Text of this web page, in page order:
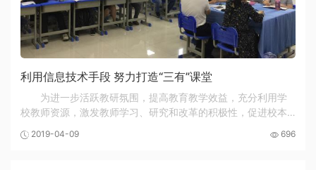
利用信息技术手段 努力打造“三有”课堂
为进一步活跃教研氛围，提高教育教学效益，充分利用学
校教师资源，激发教师学习、研究和改革的积极性，促进校本
有关教研安排，开展为期两个月的“校内主题教...
2019-04-09 696